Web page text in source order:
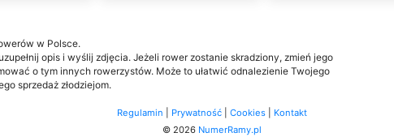
w Polsce.
opis i wyślij zdjęcia. Jeżeli rower zostanie skradziony, zmień jego
o tym innych rowerzystów. Może to ułatwić odnalezienie Twojego
sprzedaż złodziejom.
Regulamin Prywatność Cookies
Kontakt
© 2026 NumerRamy.pl